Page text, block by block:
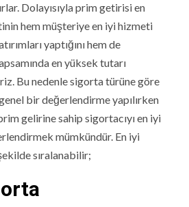
Dolayısıyla prim getirisi en
hem müşteriye en iyi hizmeti
yaptığını hem de
en yüksek tutarı
Bu nedenle sigorta türüne göre
bir değerlendirme yapılırken
gelirine sahip sigortacıyı en iyi
mümkündür. En iyi
sıralanabilir;